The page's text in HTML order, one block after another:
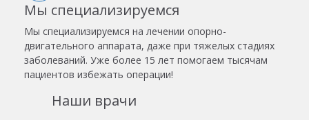
лечение. Все рекомендации
доктора выполню . Буду
рекомендовать знакомым.
Мы специализируемся
Мы специализируемся на лечении опорно-
двигательного аппарата, даже при тяжелых стадиях
заболеваний. Уже более 15 лет помогаем тысячам
пациентов избежать операции!
Наши врачи